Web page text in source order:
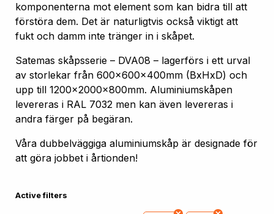
komponenterna mot element som kan bidra till att
förstöra dem. Det är naturligtvis också viktigt att
fukt och damm inte tränger in i skåpet.
Satemas skåpsserie – DVA08 – lagerförs i ett urval
av storlekar från 600x600x400mm (BxHxD) och
upp till 1200x2000x800mm. Aluminiumskåpen
levereras i RAL 7032 men kan även levereras i
andra färger på begäran.
Våra dubbelväggiga aluminiumskåp är designade för
att göra jobbet i årtionden!
Active filters